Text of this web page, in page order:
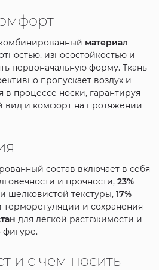
материал
износостойкостью и
первоначальную форму. Ткань
пропускает воздух и
в процессе носки, гарантируя
вид и комфорт на протяжении
состав включает в себя
и прочности, 23%
шелковистой текстуры, 17%
и сохранения
для легкой растяжимости и
фигуре.
и с чем носить